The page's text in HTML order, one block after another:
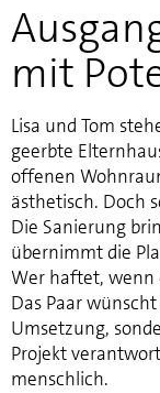
mit
Lisa und Tom
geerbte
offenen
ästhetisch. Doch
Die Sanierung
übernimmt die
Wer haftet, wenn
Das Paar
Umsetzung,
Projekt
menschlich.